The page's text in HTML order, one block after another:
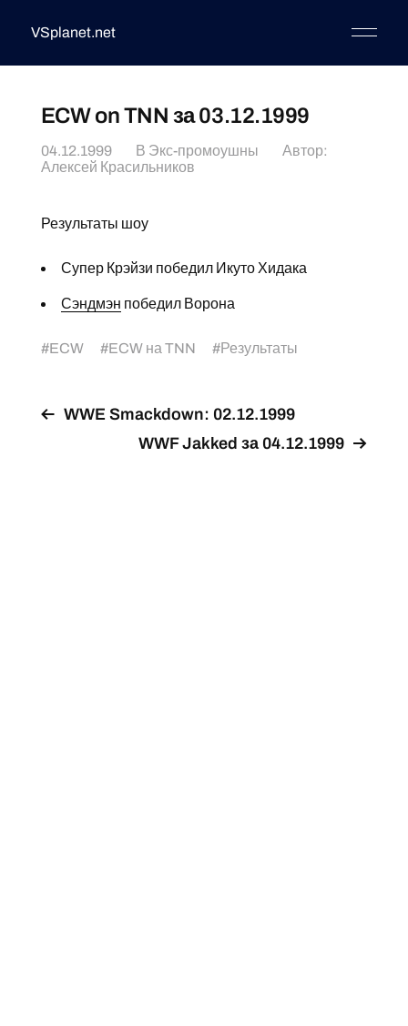
VSplanet.net
ECW on TNN за 03.12.1999
04.12.1999 В Экс-промоушны
Автор:
Алексей Красильников
Результаты шоу
Супер Крэйзи победил Икуто Хидака
Сэндмэн победил Ворона
#ECW #ECW на TNN #Результаты
WWE Smackdown: 02.12.1999
WWF Jakked за 04.12.1999